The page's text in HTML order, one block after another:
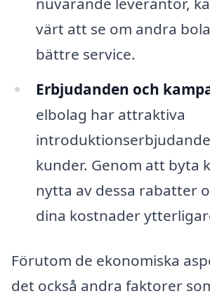
värt att se om andra
bättre service.
Erbjudanden och
elbolag har attraktiva
kunder. Genom att byta
nytta av dessa rabatter
dina kostnader
Förutom de ekonomiska
det också andra faktorer